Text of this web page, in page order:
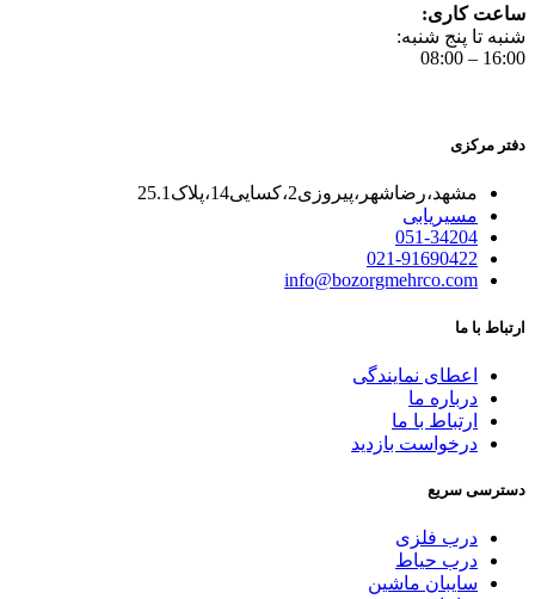
ساعت کاری:
شنبه تا پنج شنبه:
16:00 – 08:00
دفتر مرکزی
مشهد،رضاشهر،پیروزی2،کسایی14،پلاک25.1
مسیریابی
051-34204
021-91690422
info@bozorgmehrco.com
ارتباط با ما
اعطای نمایندگی
درباره ما
ارتباط با ما
درخواست بازدید
دسترسی سریع
درب فلزی
درب حیاط
سایبان ماشین